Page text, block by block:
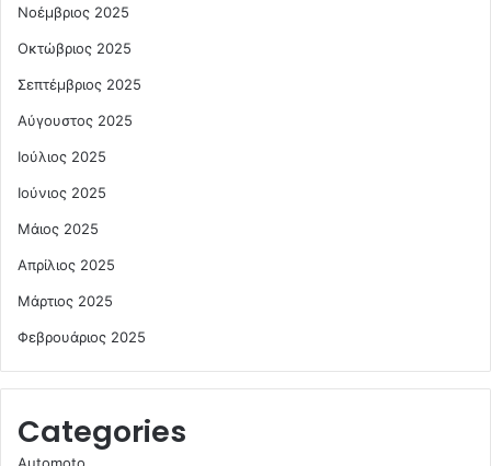
Νοέμβριος 2025
Οκτώβριος 2025
Σεπτέμβριος 2025
Αύγουστος 2025
Ιούλιος 2025
Ιούνιος 2025
Μάιος 2025
Απρίλιος 2025
Μάρτιος 2025
Φεβρουάριος 2025
Categories